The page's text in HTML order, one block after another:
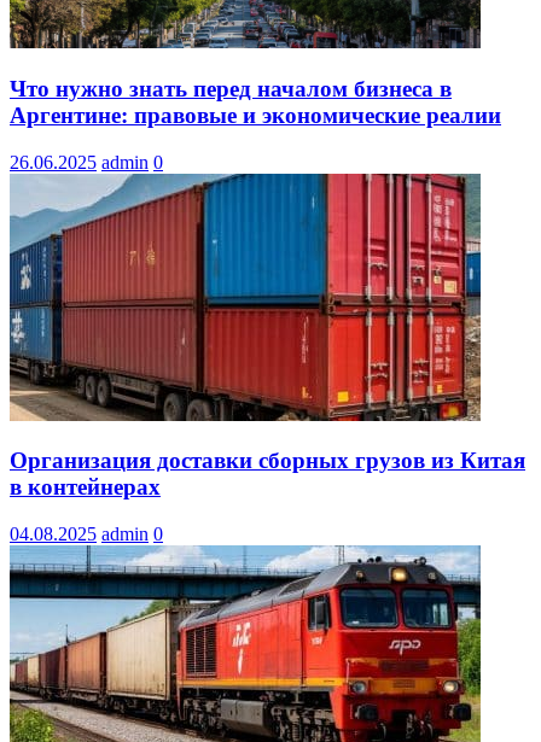
Что нужно знать перед началом бизнеса в
Аргентине: правовые и экономические реалии
26.06.2025 admin 0
Организация доставки сборных грузов из Китая
в контейнерах
04.08.2025 admin 0